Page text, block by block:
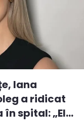
Iana
a ridicat
spital: „El